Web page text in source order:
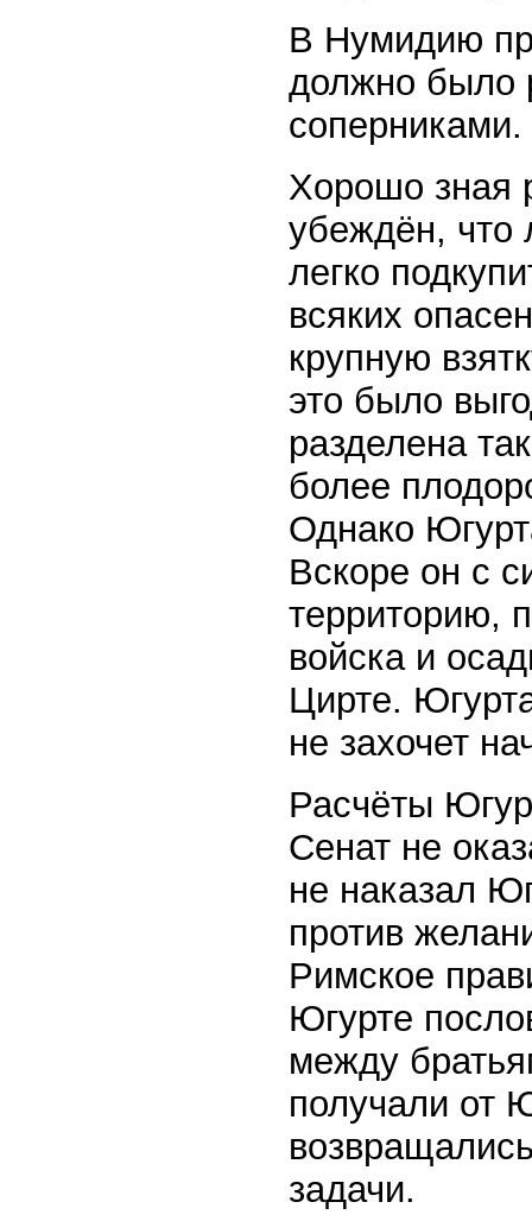
В Нумидию
должно было
соперниками.
Хорошо зная
убеждён, что
легко
всяких
крупную
это было
разделена
более
Однако
Вскоре он с
территорию,
войска и
Цирте.
не захочет
Расчёты
Сенат не
не наказал
против
Римское
Югурте
между
получали от
задачи.